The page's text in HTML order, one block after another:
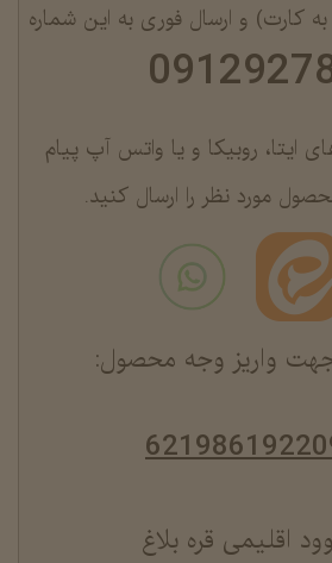
کارت) و ارسال فوری به این شماره
ایتا، روبیکا و یا واتس آپ پیام
مورد نظر را ارسال کنید.
واریز وجه محصول:
اقلیمی قره بلاغ